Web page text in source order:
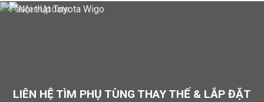
LIÊN HỆ TÌM PHỤ TÙNG THAY THẾ & LẮP ĐẶT